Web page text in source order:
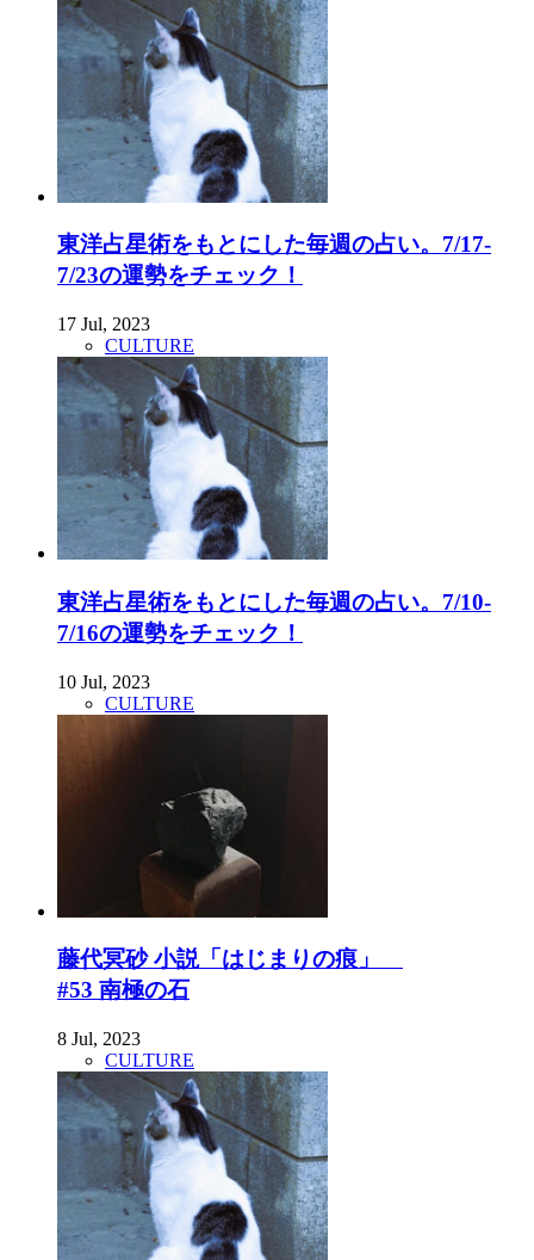
東洋占星術をもとにした毎週の占い。7/17-
7/23の運勢をチェック！
17 Jul, 2023
CULTURE
東洋占星術をもとにした毎週の占い。7/10-
7/16の運勢をチェック！
10 Jul, 2023
CULTURE
藤代冥砂 小説「はじまりの痕」
#53 南極の石
8 Jul, 2023
CULTURE